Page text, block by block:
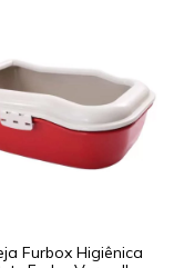
Furbox Higiênica